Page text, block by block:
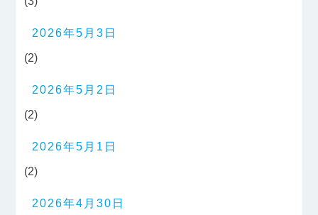
2026年5月3日
(2)
2026年5月2日
(2)
2026年5月1日
(2)
2026年4月30日